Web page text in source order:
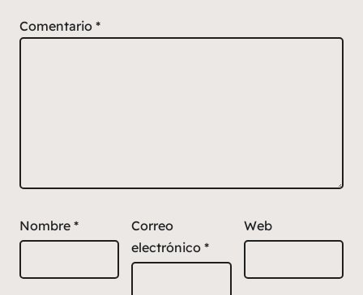
Comentario *
Nombre *
Correo
electrónico*
Web